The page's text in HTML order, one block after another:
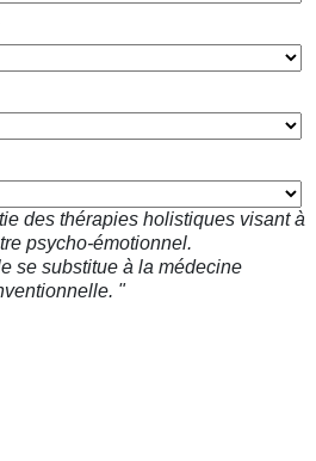
des thérapies holistiques visant à
psycho-émotionnel.
se substitue à la médecine
"